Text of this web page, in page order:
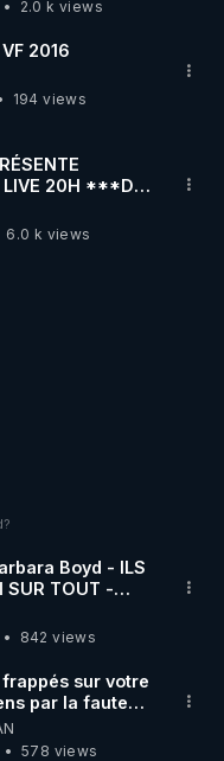
2.0 k views
2016
194 views
20H ***DU
6.0 k views
Boyd - ILS
SUR TOUT -
842 views
sur votre
par la faute
le nez
578 views